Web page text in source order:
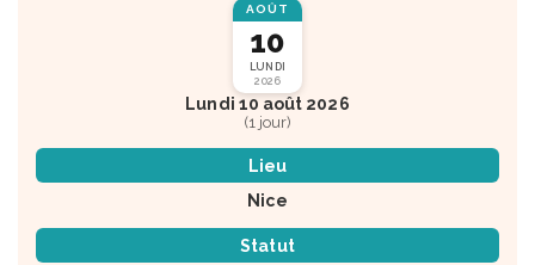
AOÛT
10
LUNDI
2026
Lundi 10 août 2026
(1 jour)
Lieu
Nice
Statut